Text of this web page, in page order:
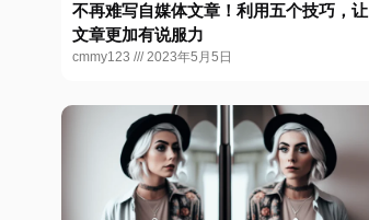
不再难写自媒体文章！利用五个技巧，让
文章更加有说服力
cmmy123 2023年5月5日